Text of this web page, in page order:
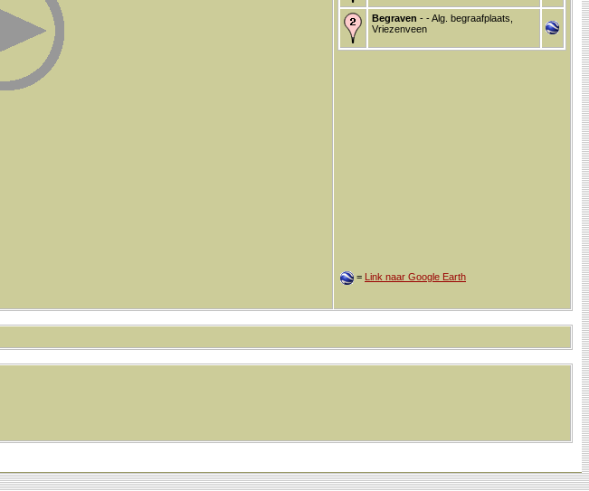
Begraven - - Alg. begraafplaats,
Vriezenveen
= Link naar Google Earth